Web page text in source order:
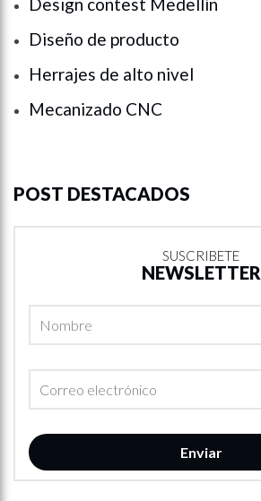
Diseño de producto
Herrajes de alto nivel
Mecanizado CNC
POST DESTACADOS
SUSCRIBETE
NEWSLETTER